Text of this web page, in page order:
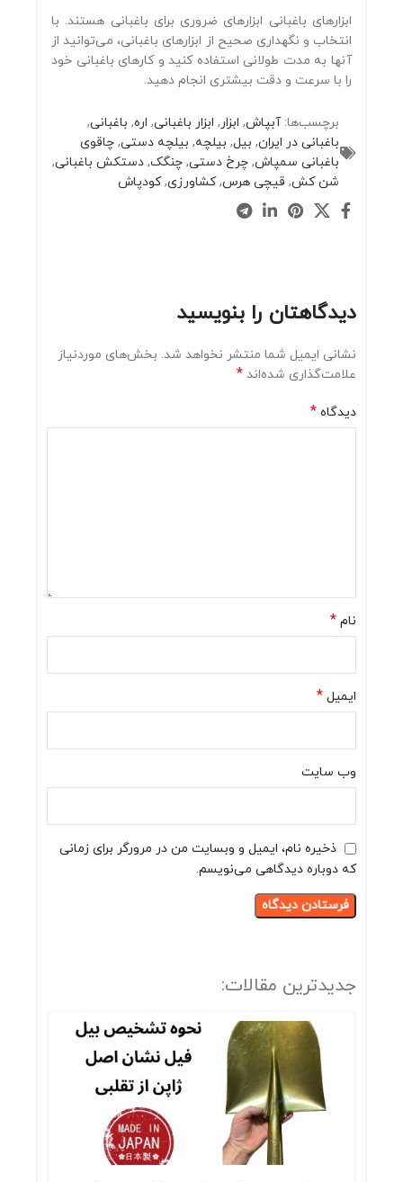
ابزارهای باغبانی ابزارهای ضروری برای باغبانی هستند. با
انتخاب و نگهداری صحیح از ابزارهای باغبانی، می‌توانید از
آنها به مدت طولانی استفاده کنید و کارهای باغبانی خود
را با سرعت و دقت بیشتری انجام دهید.
برچسب‌ها: آبپاش, ابزار, ابزار باغبانی, اره, باغبانی,
باغبانی در ایران, بیل, بیلچه, بیلچه دستی, چاقوی
باغبانی سمپاش, چرخ دستی, چنگک, دستکش باغبانی,
شن کش, قیچی هرس,کشاورزی,کودپاش
دیدگاهتان را بنویسید
نشانی ایمیل شما منتشر نخواهد شد. بخش‌های موردنیاز
علامت‌گذاری شده‌اند *
دیدگاه *
نام *
ایمیل *
وب‌ سایت
ذخیره نام، ایمیل و وبسایت من در مرورگر برای زمانی
که دوباره دیدگاهی می‌نویسم.
جدیدترین مقالات: